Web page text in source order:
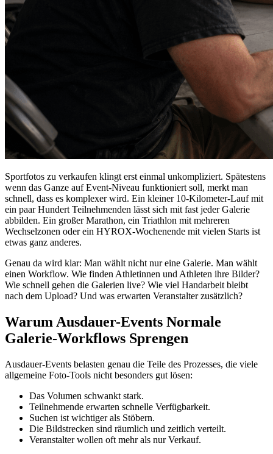
Sportfotos zu verkaufen klingt erst einmal unkompliziert. Spätestens
wenn das Ganze auf Event-Niveau funktioniert soll, merkt man
schnell, dass es komplexer wird. Ein kleiner 10-Kilometer-Lauf mit
ein paar Hundert Teilnehmenden lässt sich mit fast jeder Galerie
abbilden. Ein großer Marathon, ein Triathlon mit mehreren
Wechselzonen oder ein HYROX-Wochenende mit vielen Starts ist
etwas ganz anderes.
Genau da wird klar: Man wählt nicht nur eine Galerie. Man wählt
einen Workflow. Wie finden Athletinnen und Athleten ihre Bilder?
Wie schnell gehen die Galerien live? Wie viel Handarbeit bleibt
nach dem Upload? Und was erwarten Veranstalter zusätzlich?
Warum Ausdauer-Events Normale
Galerie-Workflows Sprengen
Ausdauer-Events belasten genau die Teile des Prozesses, die viele
allgemeine Foto-Tools nicht besonders gut lösen:
Das Volumen schwankt stark.
Teilnehmende erwarten schnelle Verfügbarkeit.
Suchen ist wichtiger als Stöbern.
Die Bildstrecken sind räumlich und zeitlich verteilt.
Veranstalter wollen oft mehr als nur Verkauf.